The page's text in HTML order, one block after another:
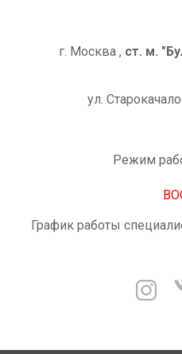
г. Москва , ст. м.
ул.
Режим
График работы